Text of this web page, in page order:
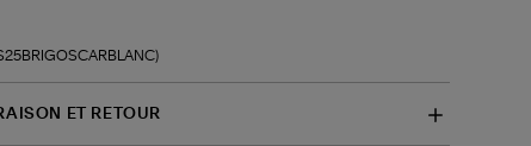
ET RETOUR